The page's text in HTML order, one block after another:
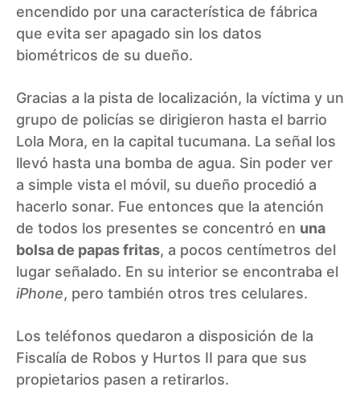
encendido por una característica de fábrica
que evita ser apagado sin los datos
biométricos de su dueño.
Gracias a la pista de localización, la víctima y un
grupo de policías se dirigieron hasta el barrio
Lola Mora, en la capital tucumana. La señal los
llevó hasta una bomba de agua. Sin poder ver
a simple vista el móvil, su dueño procedió a
hacerlo sonar. Fue entonces que la atención
de todos los presentes se concentró en una
bolsa de papas fritas, a pocos centímetros del
lugar señalado. En su interior se encontraba el
iPhone, pero también otros tres celulares.
Los teléfonos quedaron a disposición de la
Fiscalía de Robos y Hurtos II para que sus
propietarios pasen a retirarlos.